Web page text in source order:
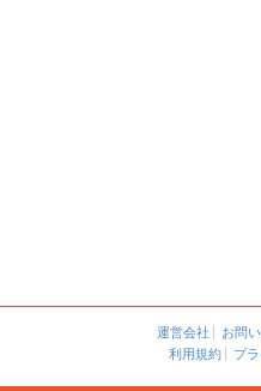
運営会社 お問
利用規約
プ